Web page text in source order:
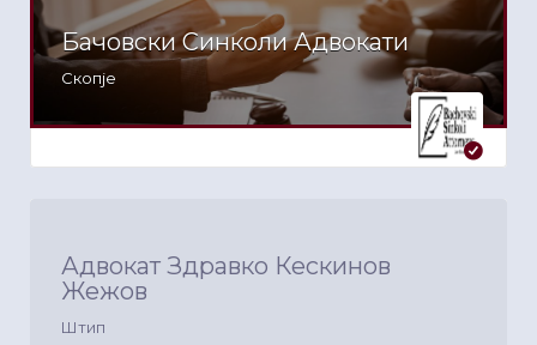
Бачовски Синколи Адвокати
Скопје
Адвокат Здравко Кескинов
Жежов
Штип